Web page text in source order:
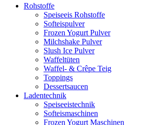
Rohstoffe
Speiseeis Rohstoffe
Softeispulver
Frozen Yogurt Pulver
Milchshake Pulver
Slush Ice Pulver
Waffeltüten
Waffel- & Crêpe Teig
Toppings
Dessertsaucen
Ladentechnik
Speiseeistechnik
Softeismaschinen
Frozen Yogurt Maschinen